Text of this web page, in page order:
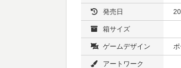
発売日
箱サイズ
ゲームデザイン
アートワーク